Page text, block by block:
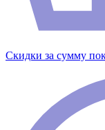
Скидки за сумму